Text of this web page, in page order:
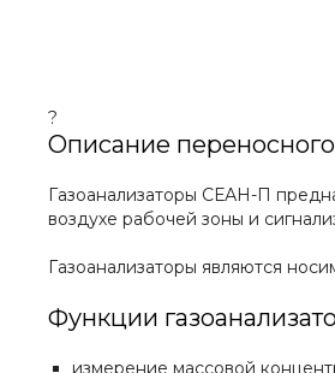
?
Описание
Газоанализаторы СЕАН-П
воздухе рабочей зоны и
Газоанализаторы являются
Функции
измерение массовой